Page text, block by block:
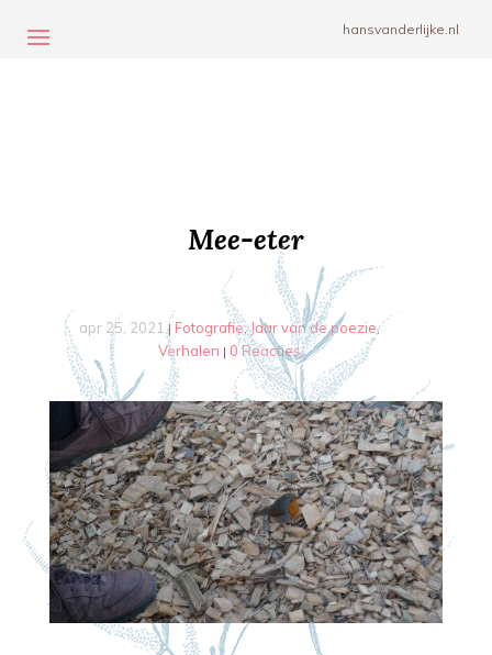
hansvanderlijke.nl
Mee-eter
apr 25, 2021 | Fotografie,Jaar van de poezie,
Verhalen | 0 Reacties